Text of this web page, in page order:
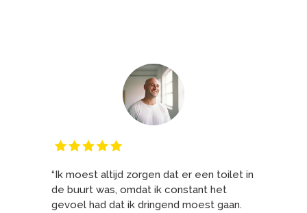
“Ik moest altijd zorgen dat er een toilet in
de buurt was, omdat ik constant het
gevoel had dat ik dringend moest gaan.